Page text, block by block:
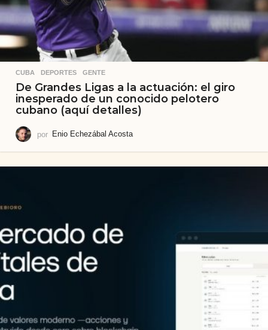
CUBA ,DEPORTES ,GENTE
De Grandes Ligas a la actuación: el giro
inesperado de un conocido pelotero
cubano (aquí detalles)
por Enio Echezábal Acosta